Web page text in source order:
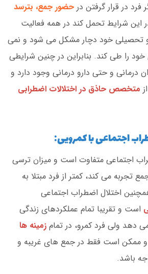
در قرار گرفتن در حضور جمع، بترسد
این شرایط تحمل کند در همه فعالیت
تحصیلی خود دچار مشکل می شود و نمی
خود را طی کند. بنابراین در چنین شرایطی
درمانی و حتی دارو درمانی وجود دارد و
متخصص حاذق در اختلالات اضطرابی
اجتماعی متفاوت است و میزان ترسی
تجربه می کند، کمتر از فرد مبتلا به
اختلال اضطراب اجتماعی
است و تقریبا تمام عملکردهای زندگی
دهد ولی فرد کمرو، در تمام زمینه ها
و ممکن است فقط در جمع های غریبه و
باشد.